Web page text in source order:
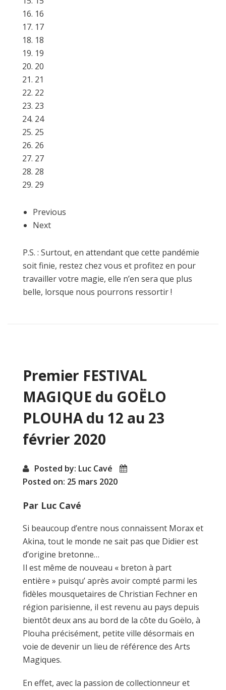
16
17
18
19
20
21
22
23
24
25
26
27
28
29
Previous
Next
P.S. : Surtout, en attendant que cette pandémie
soit finie, restez chez vous et profitez en pour
travailler votre magie, elle n’en sera que plus
belle, lorsque nous pourrons ressortir !
Premier FESTIVAL
MAGIQUE du GOËLO
PLOUHA du 12 au 23
février 2020
Posted by: Luc Cavé
Posted on: 25 mars 2020
Par Luc Cavé
Si beaucoup d’entre nous connaissent Morax et
Akina, tout le monde ne sait pas que Didier est
d’origine bretonne…
Il est même de nouveau « breton à part
entière » puisqu’ après avoir compté parmi les
fidèles mousquetaires de Christian Fechner en
région parisienne, il est revenu au pays depuis
bientôt deux ans au bord de la côte du Goëlo, à
Plouha précisément, petite ville désormais en
voie de devenir un lieu de référence des Arts
Magiques.
En effet, avec la passion de collectionneur et